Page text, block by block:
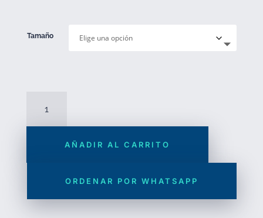
Tamaño
plegable
cantidad
AÑADIR AL CARRITO
ORDENAR POR WHATSAPP